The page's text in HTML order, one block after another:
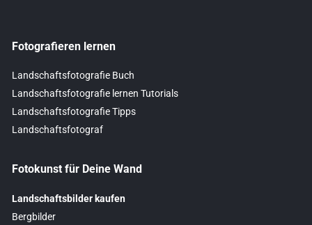
Fotografieren lernen
Landschaftsfotografie Buch
Landschaftsfotografie lernen Tutorials
Landschaftsfotografie Tipps
Landschaftsfotograf
Fotokunst für Deine Wand
Landschaftsbilder kaufen
Bergbilder